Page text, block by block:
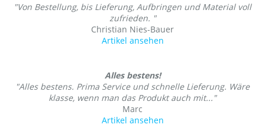
"Von Bestellung, bis Lieferung, Aufbringen und Material voll
zufrieden. "
Christian Nies-Bauer
Artikel ansehen
Alles bestens!
"Alles bestens. Prima Service und schnelle Lieferung. Wäre
klasse, wenn man das Produkt auch mit..."
Marc
Artikel ansehen